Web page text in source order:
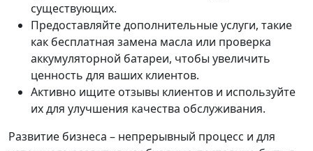
существующих.
Предоставляйте дополнительные услуги, такие
как бесплатная замена масла или проверка
аккумуляторной батареи, чтобы увеличить
ценность для ваших клиентов.
Активно ищите отзывы клиентов и используйте
их для улучшения качества обслуживания.
Развитие бизнеса – непрерывный процесс и для